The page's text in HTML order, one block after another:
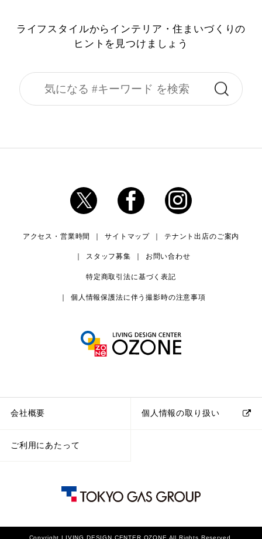
ライフスタイルからインテリア・住まいづくりの
ヒントを見つけましょう
アクセス・営業時間 サイトマップ テナント出店のご案内
スタッフ募集 お問い合わせ
特定商取引法に基づく表記
個人情報保護法に伴う撮影時の注意事項
会社概要 個人情報の取り扱い
ご利用にあたって
Copyright LIVING DESIGN CENTER OZONE All Rights Reserved.